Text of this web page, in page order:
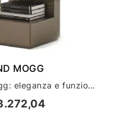
MOGG
Scopri il settimino And di Mogg: eleganza e funzionalità per l'arredamento della tua casa